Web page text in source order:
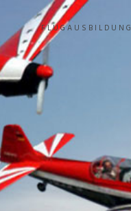
FLUGAUSBILDUNG